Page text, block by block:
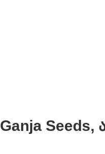
Seeds,